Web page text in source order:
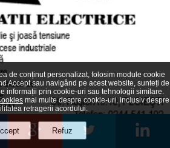
de conținut personalizat, folosim module cookie
Accept sau navigând pe acest website, sunteți de
informații prin cookie-uri sau tehnologii similare.
mai multe despre cookie-uri, inclusiv despre
retragerii acordului.